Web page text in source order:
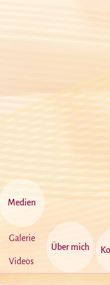
Medien
Galerie
Videos
Über mich